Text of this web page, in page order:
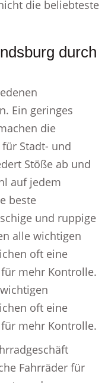
die beliebteste
durch
Ein geringes
die
Stadt- und
Stöße ab und
auf jedem
beste
und ruppige
alle wichtigen
oft eine
mehr Kontrolle.
oft eine
mehr Kontrolle.
Fahrräder für